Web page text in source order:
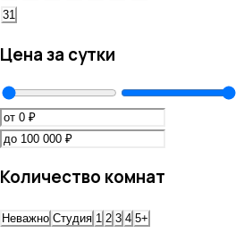
31
Цена за сутки
Количество комнат
Неважно Студия 1 2 3 4 5+